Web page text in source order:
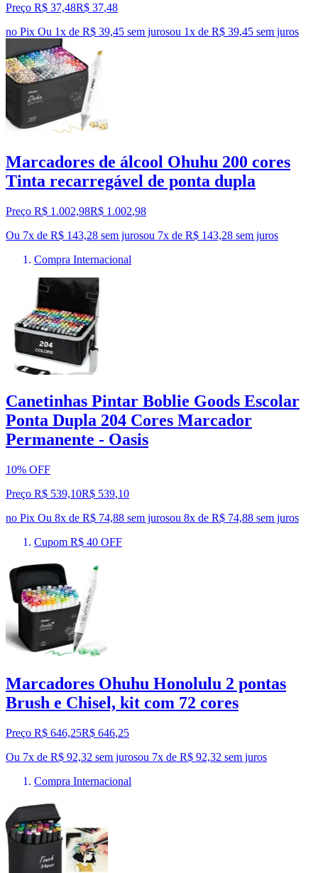
Preço R$ 37,48R$ 37,48
no Pix Ou 1x de R$ 39,45 sem jurosou 1x de R$ 39,45 sem juros
Marcadores de álcool Ohuhu 200 cores
Tinta recarregável de ponta dupla
Preço R$ 1.002,98R$ 1.002,98
Ou 7x de R$ 143,28 sem jurosou 7x de R$ 143,28 sem juros
Compra Internacional
Canetinhas Pintar Boblie Goods Escolar
Ponta Dupla 204 Cores Marcador
Permanente - Oasis
10% OFF
Preço R$ 539,10R$ 539,10
no Pix Ou 8x de R$ 74,88 sem jurosou 8x de R$ 74,88 sem juros
Cupom R$ 40 OFF
Marcadores Ohuhu Honolulu 2 pontas
Brush e Chisel, kit com 72 cores
Preço R$ 646,25R$ 646,25
Ou 7x de R$ 92,32 sem jurosou 7x de R$ 92,32 sem juros
Compra Internacional